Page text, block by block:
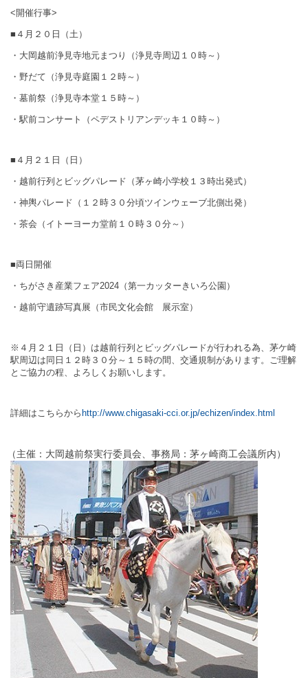
<開催行事>
■４月２０日（土）
・大岡越前浄見寺地元まつり（浄見寺周辺１０時～）
・野だて（浄見寺庭園１２時～）
・墓前祭（浄見寺本堂１５時～）
・駅前コンサート（ペデストリアンデッキ１０時～）
■４月２１日（日）
・越前行列とビッグパレード（茅ヶ崎小学校１３時出発式）
・神輿パレード（１２時３０分頃ツインウェーブ北側出発）
・茶会（イトーヨーカ堂前１０時３０分～）
■両日開催
・ちがさき産業フェア2024 （第一カッターきいろ公園）
・越前守遺跡写真展（市民文化会館 展示室）
※４月２１日（日）は越前行列とビッグパレードが行われる為、茅ケ崎
駅周辺は同日１２時３０分～１５時の間、交通規制があります。ご理解
とご協力の程、よろしくお願いします。
詳細はこちらから http://www.chigasaki-cci.or.jp/echizen/index.html
（主催：大岡越前祭実行委員会、事務局：茅ヶ崎商工会議所内）